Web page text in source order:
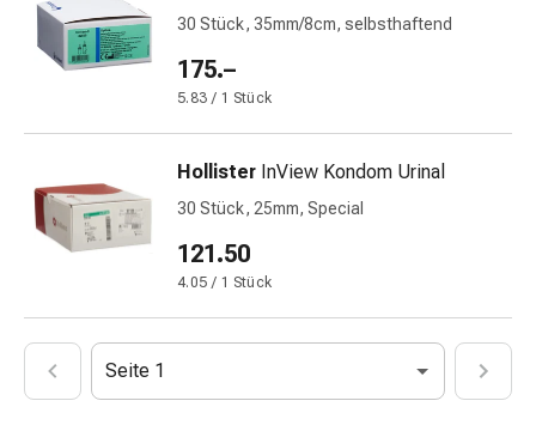
mittel
Mücken-
&
Zeckenschutz
Zeckenpinzette
Wurmmittel
Rezeptpflichtige
Arzneimittel
Rezeptpflichtige
Menstruation
30 Stück, 35mm/8cm, selbsthaftend
175.–
5.83 / 1 Stück
Hollister InView Kondom Urinal
30 Stück, 25mm, Special
121.50
4.05 / 1 Stück
Seite 1